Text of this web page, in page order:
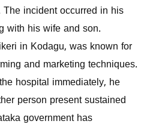
incident occurred in his
with his wife and son.
in Kodagu, was known for
and marketing techniques.
hospital immediately, he
person present sustained
government has